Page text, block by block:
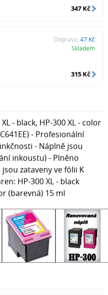
347 Kč
Doprava: 47 Kč
Skladem
315 Kč
- black, HP-300 XL - color
- Profesionální
- Náplně jsou
inkoustu) - Plněno
zataveny ve fólii K
HP-300 XL - black
(barevná) 15 ml